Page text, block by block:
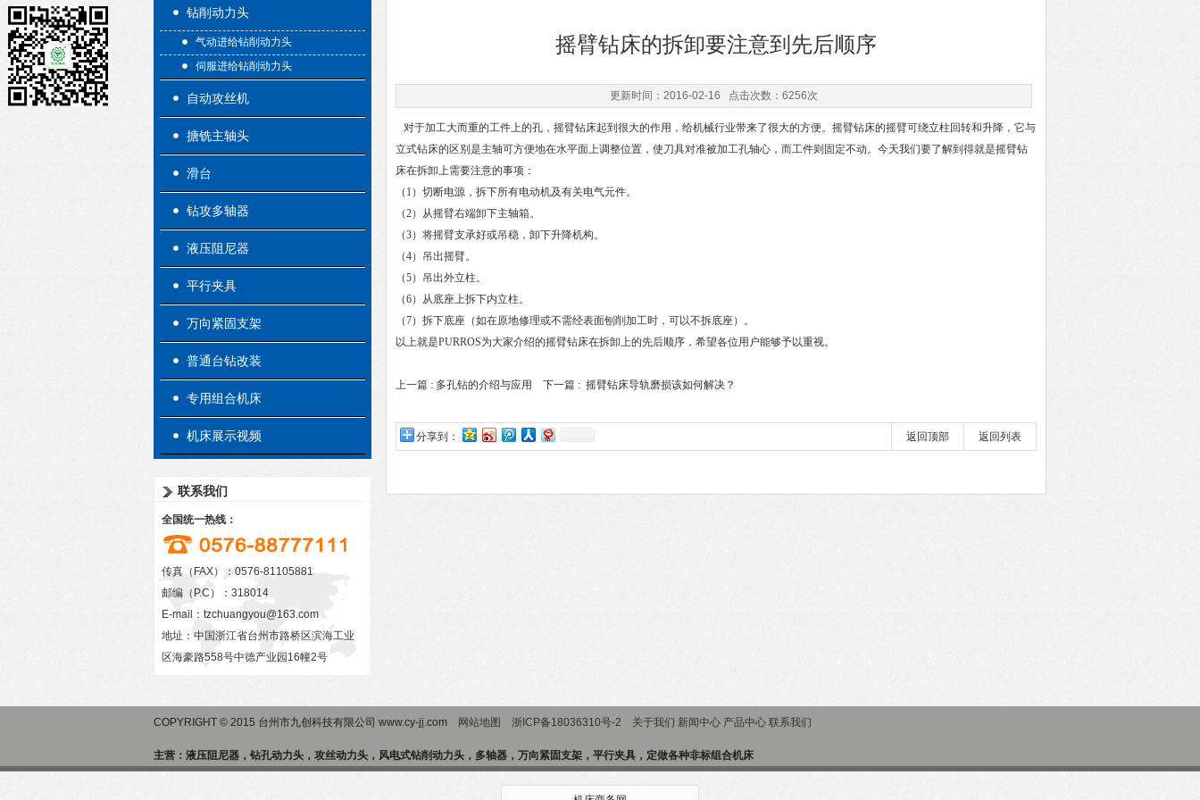
钻削动力头
气动进给钻削动力头
伺服进给钻削动力头
自动攻丝机
搪铣主轴头
滑台
钻攻多轴器
液压阻尼器
平行夹具
万向紧固支架
普通台钻改装
专用组合机床
机床展示视频
联系我们
全国统一热线：
传真（FAX）：0576-81105881
邮编（P.C）：318014
E-mail： tzchuangyou@163.com
地址：中国浙江省台州市路桥区滨海工业
区海豪路558号中德产业园16幢2号
摇臂钻床的拆卸要注意到先后顺序
更新时间：2016-02-16 点击次数：6256次
对于加工大而重的工件上的孔，摇臂钻床起到很大的作用，给机械行业带来了很大的方便。摇臂钻床的摇臂可绕立柱回转和升降，它与
立式钻床的区别是主轴可方便地在水平面上调整位置，使刀具对准被加工孔轴心，而工件则固定不动。今天我们要了解到得就是摇臂钻
床在拆卸上需要注意的事项：
（1）切断电源，拆下所有电动机及有关电气元件。
（2）从摇臂右端卸下主轴箱。
（3）将摇臂支承好或吊稳，卸下升降机构。
（4）吊出摇臂。
（5）吊出外立柱。
（6）从底座上拆下内立柱。
（7）拆下底座（如在原地修理或不需经表面刨削加工时，可以不拆底座）。
以上就是PURROS为大家介绍的摇臂钻床在拆卸上的先后顺序，希望各位用户能够予以重视。
上一篇 : 多孔钻的介绍与应用 下一篇 : 摇臂钻床导轨磨损该如何解决？
分享到： 返回列表
返回顶部
COPYRIGHT © 2015 台州市九创科技有限公司 www.cy-jj.com 网站地图 浙ICP备18036310号-2 关于我们 新闻中心 产品中心 联系我们
主营：液压阻尼器，钻孔动力头，攻丝动力头，风电式钻削动力头，多轴器，万向紧固支架，平行夹具，定做各种非标组合机床